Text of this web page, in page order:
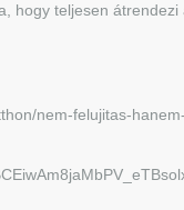
hogy teljesen
nem-felujitas-